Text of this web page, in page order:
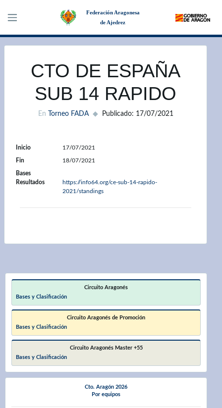
Federación Aragonesa
de Ajedrez
CTO DE ESPAÑA
SUB 14 RAPIDO
En Torneo FADA Publicado: 17/07/2021
Inicio 17/07/2021
Fin 18/07/2021
Bases
Resultados
https://info64.org/ce-sub-14-rapido-
2021/standings
Circuito Aragonés
Bases y Clasificación
Circuito Aragonés de Promoción
Bases y Clasificación
Circuito Aragonés Master +55
Bases y Clasificación
Cto. Aragón 2026
Por equipos